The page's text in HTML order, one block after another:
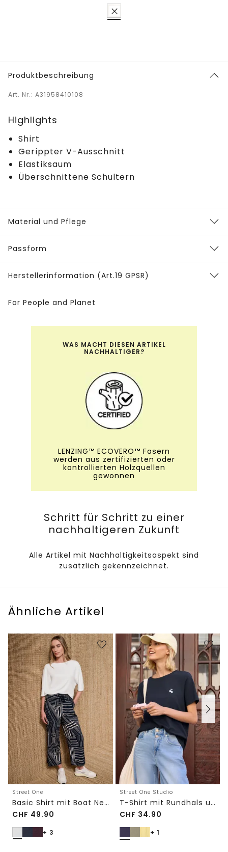
Produktbeschreibung
Art. Nr.: A31958410108
Highlights
Shirt
Gerippter V-Ausschnitt
Elastiksaum
Überschnittene Schultern
Material und Pflege
Passform
Herstellerinformation (Art.19 GPSR)
For People and Planet
WAS MACHT DIESEN ARTIKEL
NACHHALTIGER?
LENZING™ ECOVERO™ Fasern
werden aus zertifizierten oder
kontrollierten Holzquellen
gewonnen
Schritt für Schritt zu einer
nachhaltigeren Zukunft
Alle Artikel mit Nachhaltigkeitsaspekt sind
zusätzlich gekennzeichnet.
Ähnliche Artikel
Street One
Basic Shirt mit Boat Neck und Elastikbund
CHF 49.90
+ 3
Street One Studio
T-Shirt mit Rundhals und Embroidery-Detail
CHF 34.90
+ 1